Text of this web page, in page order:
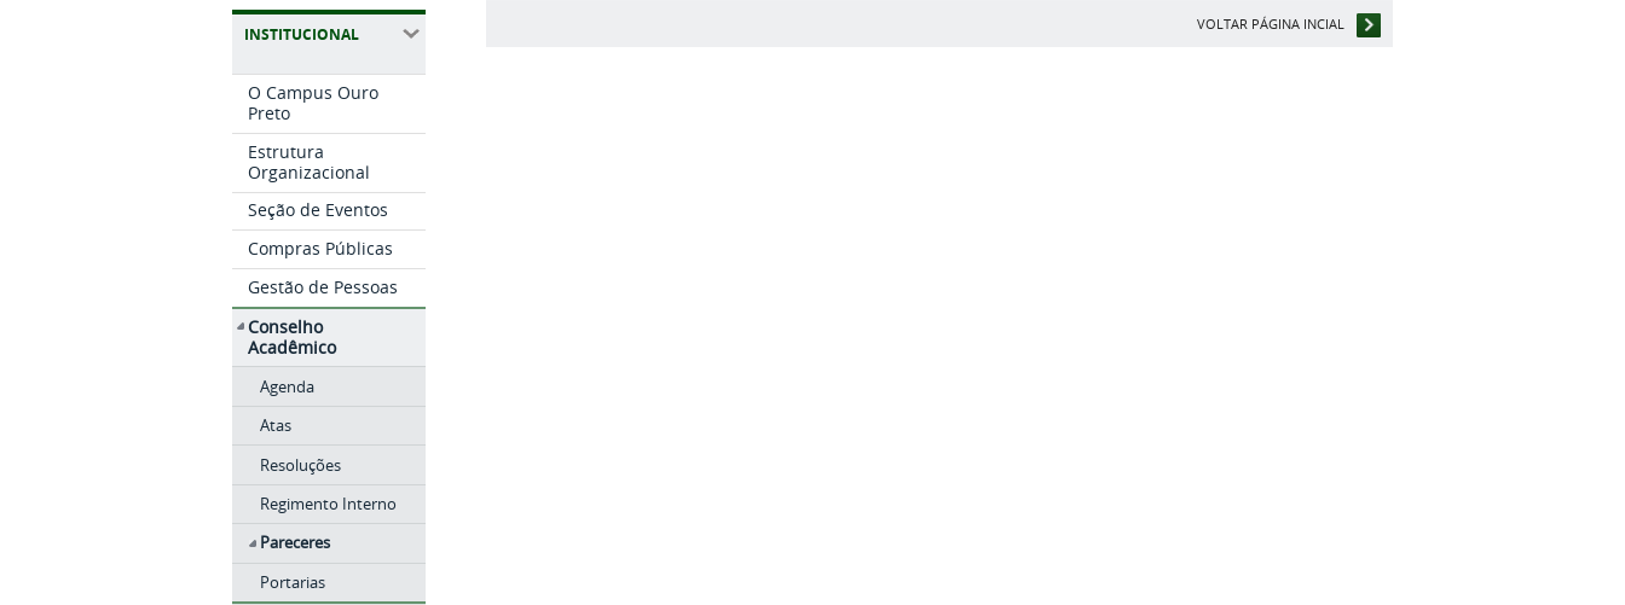
INSTITUCIONAL
O Campus Ouro
Preto
Estrutura
Organizacional
Seção de Eventos
Compras Públicas
Gestão de Pessoas
Conselho
Acadêmico
Agenda
Atas
Resoluções
Regimento Interno
Pareceres
Portarias
VOLTAR PÁGINA INCIAL